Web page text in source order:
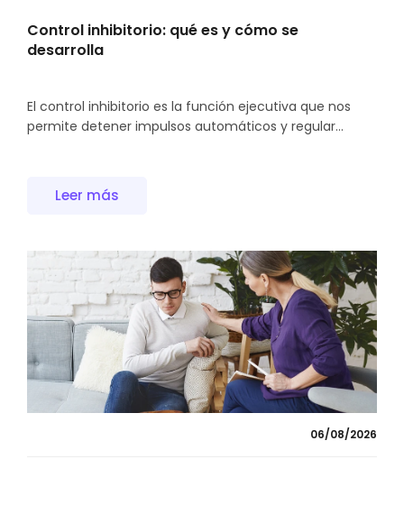
Control inhibitorio: qué es y cómo se
desarrolla
El control inhibitorio es la función ejecutiva que nos
permite detener impulsos automáticos y regular...
Leer más
06/08/2026